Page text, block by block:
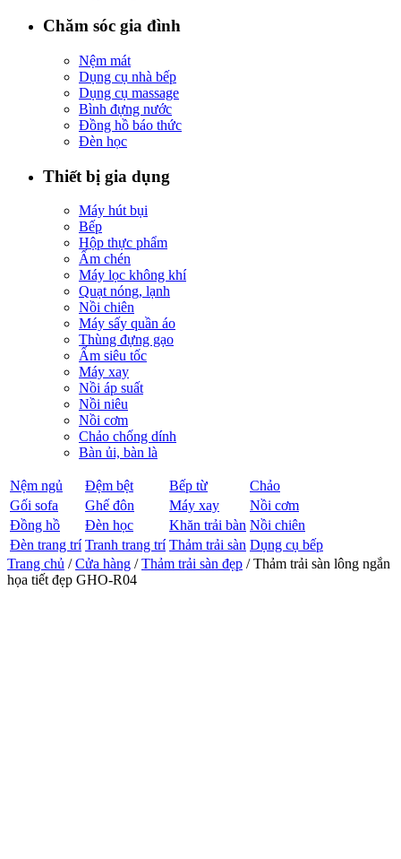
Chăm sóc gia đình
Nệm mát
Dụng cụ nhà bếp
Dụng cụ massage
Bình đựng nước
Đồng hồ báo thức
Đèn học
Thiết bị gia dụng
Máy hút bụi
Bếp
Hộp thực phẩm
Ấm chén
Máy lọc không khí
Quạt nóng, lạnh
Nồi chiên
Máy sấy quần áo
Thùng đựng gạo
Ấm siêu tốc
Máy xay
Nồi áp suất
Nồi niêu
Nồi cơm
Chảo chống dính
Bàn ủi, bàn là
Nệm ngủ Đệm bệt Bếp từ
Chảo
Gối sofa
Ghế đôn Máy xay
Nồi cơm
Đồng hồ
Đèn học Khăn trải bàn Nồi chiên
Đèn trang trí Tranh trang trí Thảm trải sàn Dụng cụ bếp
Trang chủ /Cửa hàng /Thảm trải sàn đẹp / Thảm trải sàn lông ngắn
họa tiết đẹp GHO-R04